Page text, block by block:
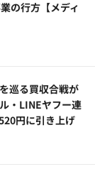
の行方【メディ
巡る買収合戦が
・LINEヤフー連
円に引き上げ